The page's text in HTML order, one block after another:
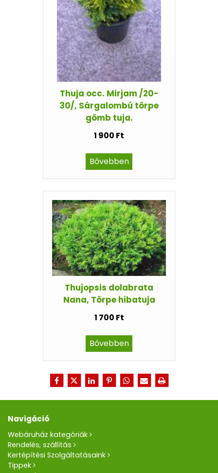
Thuja occ. Mirjam /20-
30/, Sárgalombú törpe
gömb tuja.
1 900 Ft
Bővebben
Thujopsis dolabrata
Nana, Törpe hibatuja
1 700 Ft
Bővebben
Navigáció
Webáruház kategóriák
Rendelés, szállítás
Kertépítési Szolgáltatásaink
Tippek